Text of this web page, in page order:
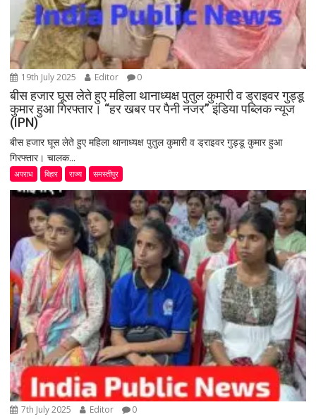
19th July 2025 Editor 0
बीस हजार घूस लेते हुए महिला थानाध्यक्ष पुतुल कुमारी व ड्राइवर गुड्डू
कुमार हुआ गिरफ्तार। “हर खबर पर पैनी नजर” इंडिया पब्लिक न्यूज
(IPN)
बीस हजार घूस लेते हुए महिला थानाध्यक्ष पुतुल कुमारी व ड्राइवर गुड्डू कुमार हुआ
गिरफ्तार। चालक...
अपराध बिहार राज्य समस्तीपुर
7th July 2025 Editor 0